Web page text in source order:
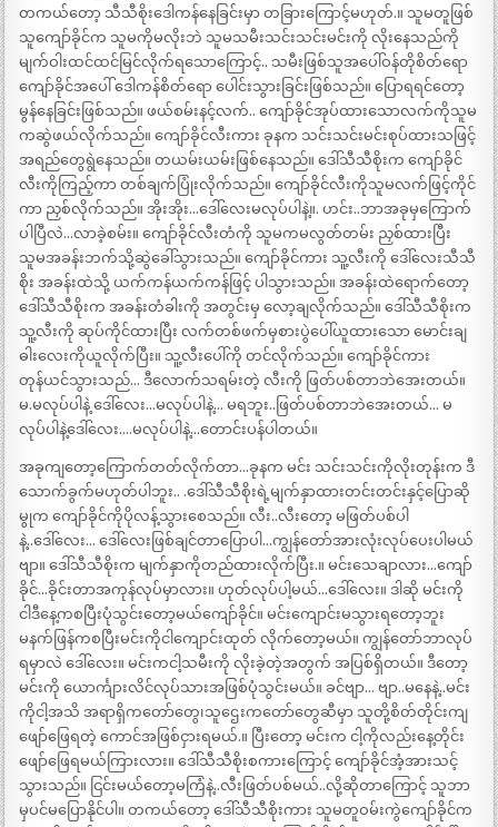
တကယ်တော့ သီသီစိုးဒေါကန်နေခြင်းမှာ တခြားကြောင့်မဟုတ်.။ သူမတူဖြစ်
သူကျော်ခိုင်က သူမကိုမလိုးဘဲ သူမသမီးသင်းသင်းမင်းကို လိုးနေသည်ကို
မျက်ဝါးထင်ထင်မြင်လိုက်ရသောကြောင့်.. သမီးဖြစ်သူအပေါ်ဝန်တိုစိတ်ရော
ကျော်ခိုင်အပေါ် ဒေါကန်စိတ်ရော ပေါင်းသွားခြင်းဖြစ်သည်။ ပြောရရင်တော့
မွန်နေခြင်းဖြစ်သည်။ ဖယ်စမ်းနင့်လက်.. ကျော်ခိုင်အုပ်ထားသောလက်ကိုသူမ
ကဆွဲဖယ်လိုက်သည်။ ကျော်ခိုင်လီးကား ခုနက သင်းသင်းမင်းစုပ်ထားသဖြင့်
အရည်တွေရွဲနေသည်။ တယမ်းယမ်းဖြစ်နေသည်။ ဒေါ်သီသီစိုးက ကျော်ခိုင်
လီးကိုကြည့်ကာ တစ်ချက်ပြုံးလိုက်သည်။ ကျော်ခိုင်လီးကိုသူမလက်ဖြင့်ကိုင်
ကာ ညှစ်လိုက်သည်။ အိုးအိုး…ဒေါ်လေးမလုပ်ပါနဲ့။. ဟင်း..ဘာအခုမှကြောက်
ပါပြီလဲ…လာခဲ့စမ်း။ ကျော်ခိုင်လီးတံကို သူမကမလွတ်တမ်း ညှစ်ထားပြီး
သူမအခန်းဘက်သို့ဆွဲခေါ်သွားသည်။ ကျော်ခိုင်ကား သူ့လီးကို ဒေါ်လေးသီသီ
စိုး အခန်းထဲသို့ ယက်ကန်ယက်ကန်ဖြင့် ပါသွားသည်။ အခန်းထဲရောက်တော့
ဒေါ်သီသီစိုးက အခန်းတံခါးကို အတွင်းမှ လော့ချလိုက်သည်။ ဒေါ်သီသီစိုးက
သူ့လီးကို ဆုပ်ကိုင်ထားပြီး လက်တစ်ဖက်မှစားပွဲပေါ်ယူထားသော မောင်းချ
ဓါးလေးကိုယူလိုက်ပြီး။ သူ့လီးပေါ်ကို တင်လိုက်သည်။ ကျော်ခိုင်ကား
တုန်ယင်သွားသည်… ဒီလောက်သရမ်းတဲ့ လီးကို ဖြတ်ပစ်တာဘဲအေးတယ်။
မ.မလုပ်ပါနဲ့ ဒေါ်လေး…မလုပ်ပါနဲ့… မရဘူး..ဖြတ်ပစ်တာဘဲအေးတယ်… မ
လုပ်ပါနဲ့ဒေါ်လေး….မလုပ်ပါနဲ့…တောင်းပန်ပါတယ်။
အခုကျတော့ကြောက်တတ်လိုက်တာ…ခုနက မင်း သင်းသင်းကိုလိုးတုန်းက ဒီ
သောက်ခွက်မဟုတ်ပါဘူး.. .ဒေါ်သီသီစိုးရဲ့မျက်နှာထားတင်းတင်းနှင့်ပြောဆို
မွုက ကျော်ခိုင်ကိုပိုလန့်သွားစေသည်။ လီး..လီးတော့ မဖြတ်ပစ်ပါ
နဲ့..ဒေါ်လေး… ဒေါ်လေးဖြစ်ချင်တာပြောပါ…ကျွန်တော်အားလုံးလုပ်ပေးပါမယ်
ဗျာ။ ဒေါ်သီသီစိုးက မျက်နှာကိုတည်ထားလိုက်ပြီး.။ မင်းသေချာလား…ကျော်
ခိုင်…ခိုင်းတာအကုန်လုပ်မှာလား။ ဟုတ်လုပ်ပါ့မယ်…ဒေါ်လေး။ ဒါဆို မင်းကို
ငါဒီနေ့ကစပြီးပုံသွင်းတော့မယ်ကျော်ခိုင်။ မင်းကျောင်းမသွားရတော့ဘူး
မနက်ဖြန်ကစပြီးမင်းကိုငါကျောင်းထုတ် လိုက်တော့မယ်။ ကျွန်တော်ဘာလုပ်
ရမှာလဲ ဒေါ်လေး။ မင်းကငါ့သမီးကို လိုးခဲ့တဲ့အတွက် အပြစ်ရှိတယ်။ ဒီတော့
မင်းကို ယောင်္ကျားလိင်လုပ်သားအဖြစ်ပုံသွင်းမယ်။ ခင်ဗျာ… ဗျာ..မနေနဲ့..မင်း
ကိုငါ့အသိ အရာရှိကတော်တွေ၊သူဌေးကတော်တွေဆီမှာ သူတို့စိတ်တိုင်းကျ
ဖျော်ဖြေရတဲ့ ကောင်အဖြစ်ငှားရမယ်.။ ပြီးတော့ မင်းက ငါ့ကိုလည်းနေ့တိုင်း
ဖျော်ဖြေရမယ်ကြားလား။ ဒေါ်သီသီစိုးစကားကြောင့် ကျော်ခိုင်အံ့အားသင့်
သွားသည်။ ငြင်းမယ်တော့မကြံနဲ့..လီးဖြတ်ပစ်မယ်..လို့ဆိုတာကြောင့် သူဘာ
မှပင်မပြောနိုင်ပါ။ တကယ်တော့ ဒေါ်သီသီစိုးကား သူမတူဝမ်းကွဲကျော်ခိုင်က